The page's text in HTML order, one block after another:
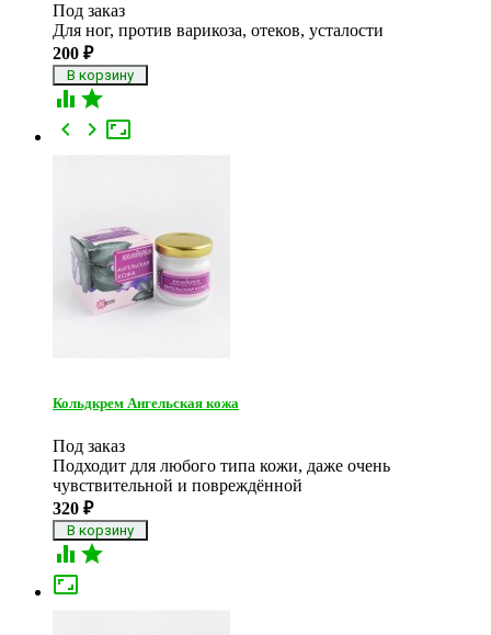
Под заказ
Для ног, против варикоза, отеков, усталости
200 ₽
 

 
Кольдкрем Ангельская кожа
Под заказ
Подходит для любого типа кожи, даже очень
чувствительной и повреждённой
320 ₽
 
